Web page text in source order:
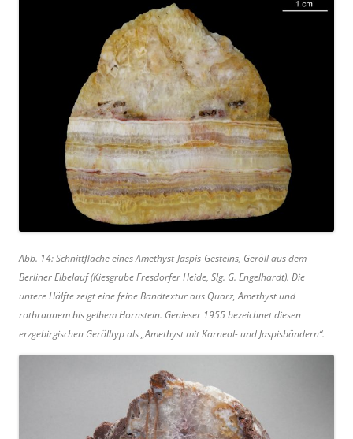
Abb. 14: Schnittfläche eines Amethyst-Jaspis-Gesteins, Geröll aus dem
Berliner Elbelauf (Kiesgrube Fresdorfer Heide, Slg. G. Engelhardt). Die
untere Hälfte zeigt eine feine Bandtextur aus Quarz, Amethyst und
rotbraunem bis gelbem Hornstein. Genieser 1955 bezeichnet diesen
erzgebirgischen Gerölltyp als „Amethyst mit Karneol- und Jaspisbändern“.